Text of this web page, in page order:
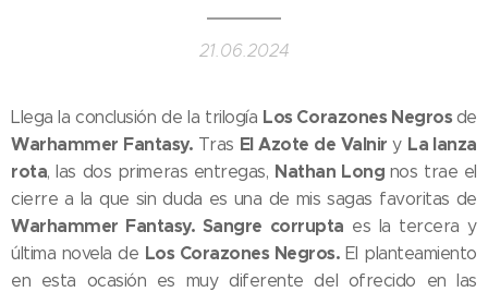
21.06.2024
Llega la conclusión de la trilogía Los Corazones Negrosde
Warhammer Fantasy. Tras El Azote de Valniry La lanza
rota, las dos primeras entregas, Nathan Long nos trae el
cierre a la que sin duda es una de mis sagas favoritas de
Warhammer Fantasy. Sangre corrupta es la tercera y
última novela de Los Corazones Negros. El planteamiento
en esta ocasión es muy diferente del ofrecido en las